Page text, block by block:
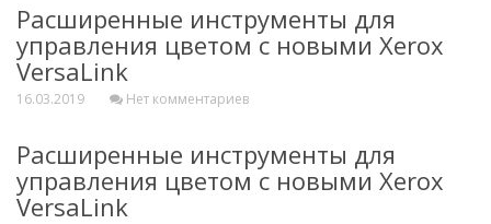
Расширенные инструменты для
управления цветом с новыми Xerox
VersaLink
16.03.2019 Нет комментариев
Расширенные инструменты для
управления цветом с новыми Xerox
VersaLink